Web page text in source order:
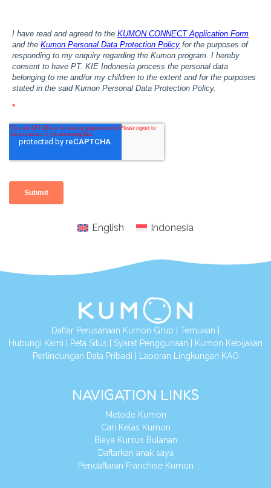
English Indonesia
Daftar Perusahaan Kumon Grup Temukan
Hubungi Kami
Peta Situs Syarat Penggunaan
Kumon Kebijakan
Perlindungan Data Pribadi
Laporan Lingkungan KAO
NAVIGATION LINKS
Metode Kumon
Cari Kelas Kumon
Biaya Kursus Bulanan
Daftarkan anak saya
Pendaftaran Franchise Kumon